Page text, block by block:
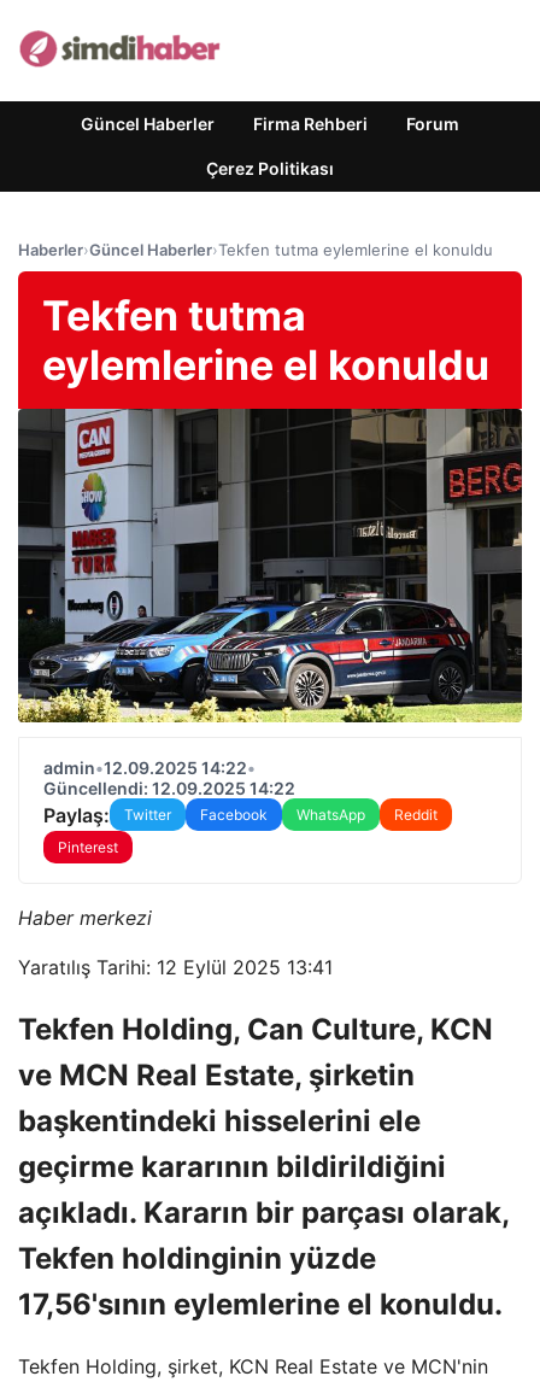
Güncel Haberler Firma Rehberi Forum
Çerez Politikası
Haberler›Güncel Haberler›Tekfen tutma eylemlerine el konuldu
Tekfen tutma
eylemlerine el konuldu
admin•12.09.2025 14:22•
Güncellendi: 12.09.2025 14:22
Paylaş: Twitter Facebook WhatsApp
Reddit
Pinterest
Haber merkezi
Yaratılış Tarihi: 12 Eylül 2025 13:41
Tekfen Holding, Can Culture, KCN
ve MCN Real Estate, şirketin
başkentindeki hisselerini ele
geçirme kararının bildirildiğini
açıkladı. Kararın bir parçası olarak,
Tekfen holdinginin yüzde
17,56'sının eylemlerine el konuldu.
Tekfen Holding, şirket, KCN Real Estate ve MCN'nin